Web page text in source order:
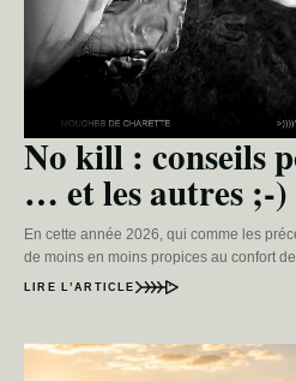
No kill : conseils
… et les autres ;-)
En cette année 2026, qui comme les
de moins en moins propices au confort
LIRE L’ARTICLE